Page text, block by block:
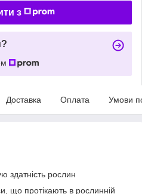
з
Доставка Оплата Умови
здатність рослин
що протікають в рослинній